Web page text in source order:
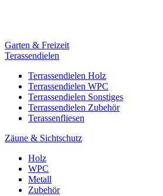
Garten & Freizeit
Terassendielen
Terrassendielen Holz
Terrassendielen WPC
Terrassendielen Sonstiges
Terrassendielen Zubehör
Terassenfliesen
Zäune & Sichtschutz
Holz
WPC
Metall
Zubehör